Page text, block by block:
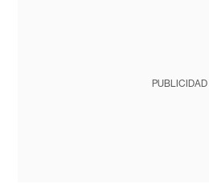
PUBLICIDAD